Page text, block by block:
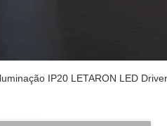
IP20 LETARON LED